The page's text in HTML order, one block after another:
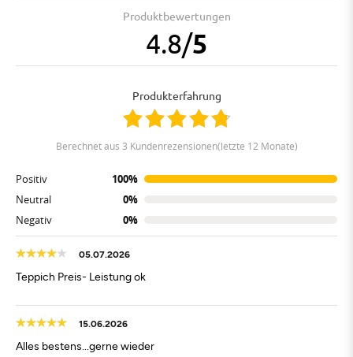
Produktbewertungen
4.8/5
Produkterfahrung
berechnet aus 3 Kundenrezensionen(letzte 12 Monate)
Positiv
100%
Neutral
0%
Negativ
0%
05.07.2026
Teppich Preis- Leistung ok
15.06.2026
Alles bestens...gerne wieder